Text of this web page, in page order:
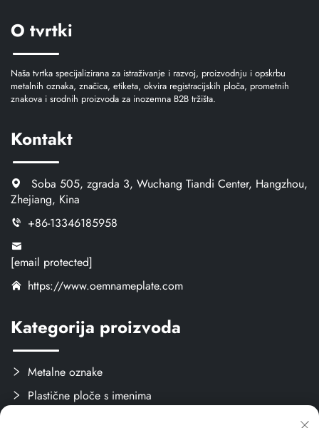
O tvrtki
Naša tvrtka specijalizirana za istraživanje i razvoj, proizvodnju i opskrbu
metalnih oznaka, značica, etiketa, okvira registracijskih ploča, prometnih
znakova i srodnih proizvoda za inozemna B2B tržišta.
Kontakt
Soba 505, zgrada 3, Wuchang Tiandi Center, Hangzhou,
Zhejiang, Kina
+86-13346185958
[email protected]
https://www.oemnameplate.com
Kategorija proizvoda
Metalne oznake
Plastične ploče s imenima